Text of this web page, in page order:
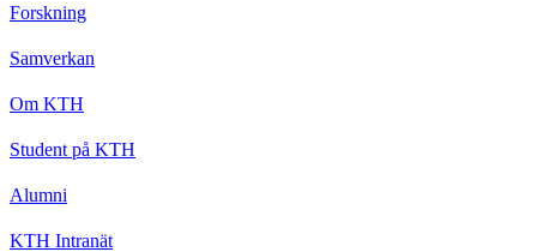
Forskning
Samverkan
Om KTH
Student på KTH
Alumni
KTH Intranät